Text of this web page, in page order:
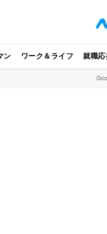
ン ワーク＆ライフ 就職応